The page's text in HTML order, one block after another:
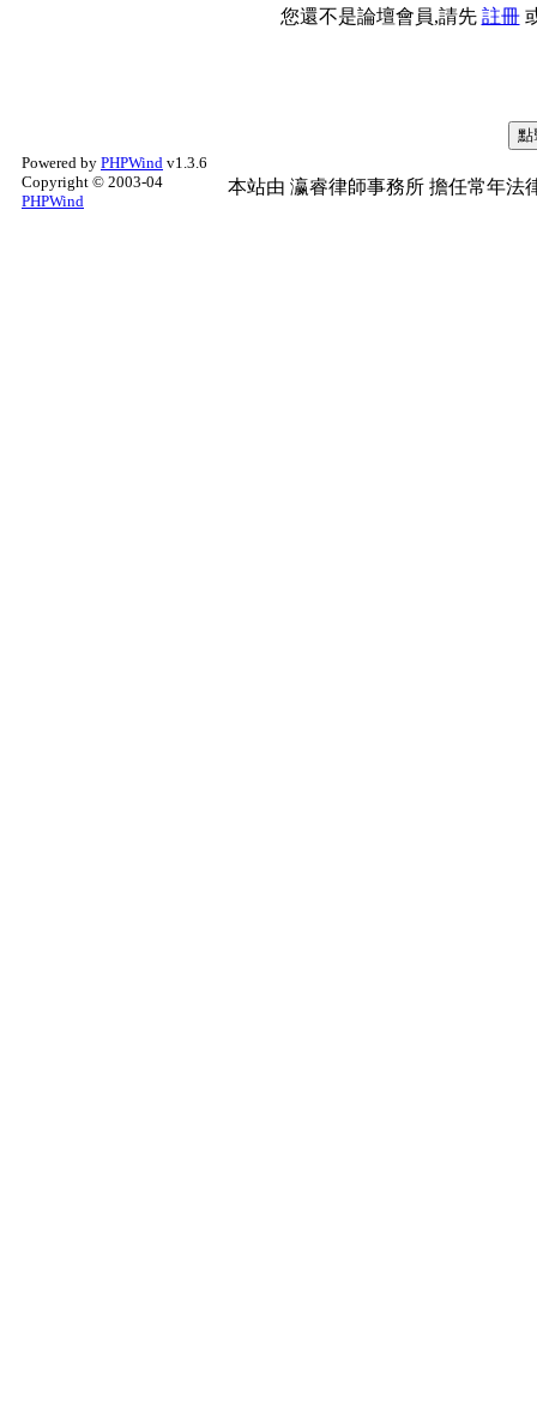
您還不是論壇會員,請先 註冊
Powered by PHPWind v1.3.6
Copyright © 2003-04
PHPWind
本站由 瀛睿律師事務所 擔任常年法